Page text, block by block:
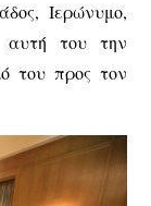
Ιερώνυμο,
αυτή του την
του προς τον